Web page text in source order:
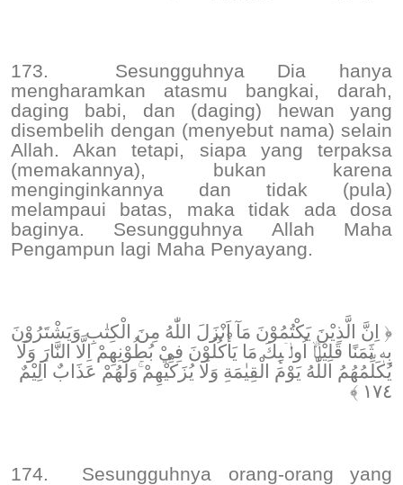
173.
Sesungguhnya Dia hanya
mengharamkan atasmu bangkai, darah,
daging babi, dan (daging) hewan yang
disembelih dengan (menyebut nama) selain
Allah. Akan tetapi, siapa yang terpaksa
(memakannya), bukan karena
menginginkannya dan tidak (pula)
melampaui batas, maka tidak ada dosa
baginya. Sesungguhnya Allah Maha
Pengampun lagi Maha Penyayang.
﴿ اِنَّ الَّذِيْنَ يَكْتُمُوْنَ مَآ اَنْزَلَ اللّٰهُ مِنَ الْكِتٰبِ وَيَشْتَرُوْنَ
بِهٖ ثَمَنًا قَلِيْلًاۙ اُولٰۤىِٕكَ مَا يَأْكُلُوْنَ فِيْ بُطُوْنِهِمْ اِلَّا النَّارَ وَلَا
يُكَلِّمُهُمُ اللّٰهُ يَوْمَ الْقِيٰمَةِ وَلَا يُزَكِّيْهِمْ ۚوَلَهُمْ عَذَابٌ اَلِيْمٌ
١٧٤ ﴾
174.
Sesungguhnya orang-orang yang